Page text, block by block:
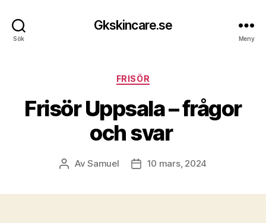
Sök
Gkskincare.se
Meny
Kategorier
FRISÖR
Frisör Uppsala – frågor
och svar
Inläggsförfattare
AvSamuel Inläggsdatum
10 mars, 2024